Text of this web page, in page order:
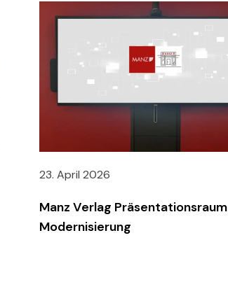
23. April 2026
Manz Verlag Präsentationsraum
Modernisierung